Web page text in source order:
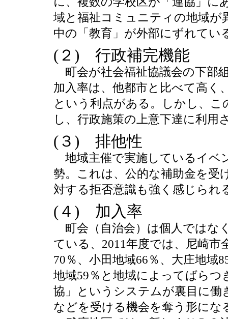
域と福祉コミュニティの地域が
中の「教育」が外部にずれてい
(２) 行政補完機能
町会が社会福祉協議会の下部
加入率は、他都市と比べて高く
という利点がある。しかし、
し、行政施策の上意下達に利
(３) 排他性
地域主催で実施しているイベ
勢。これは、公的な補助金を受
対する拒否意識も強く感じられ
(４) 加入率
町会（自治会）は個人ではな
ている、2011年度では、尼崎市
70％、小田地域66％、大庄地域
地域59％と地域によってばら
協」というシステムが裏目に働
などを受ける機会を奪う形にな